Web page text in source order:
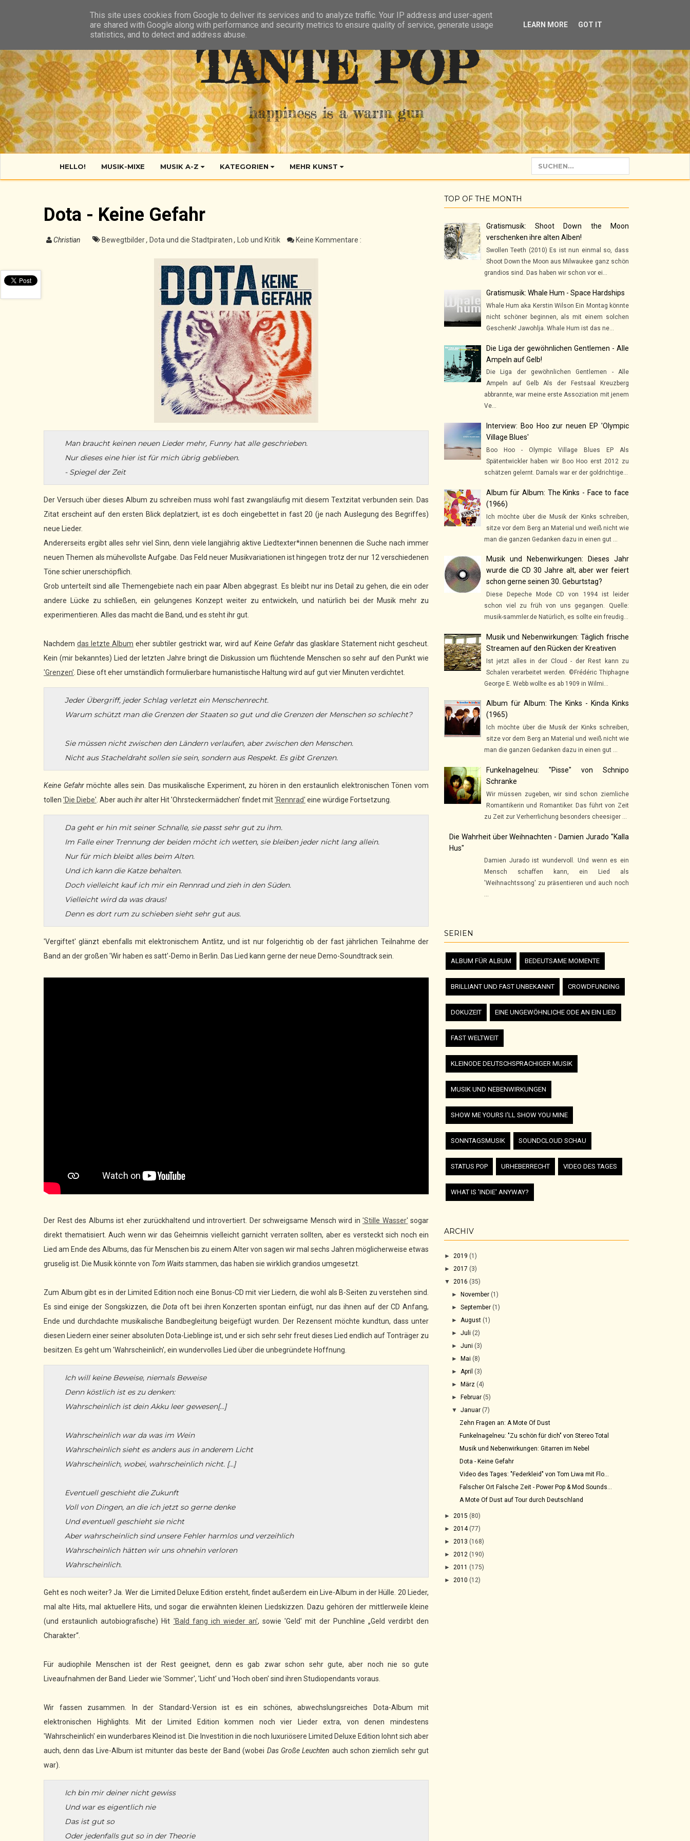
TANTE POP
happiness is a warm gun
HELLO! MUSIK-MIXE MUSIK A-Z KATEGORIEN MEHR KUNST
Dota - Keine Gefahr
Christian Bewegtbilder, Dota und die Stadtpiraten , Lob und Kritik Keine Kommentare :
Man braucht keinen neuen Lieder mehr, Funny hat alle geschrieben.
Nur dieses eine hier ist für mich übrig geblieben.
- Spiegel der Zeit
Der Versuch über dieses Album zu schreiben muss wohl fast zwangsläufig mit diesem Textzitat verbunden sein. Das
Zitat erscheint auf den ersten Blick deplatziert, ist es doch eingebettet in fast 20 (je nach Auslegung des Begriffes)
neue Lieder.
Andererseits ergibt alles sehr viel Sinn, denn viele langjährig aktive Liedtexter*innen benennen die Suche nach immer
neuen Themen als mühevollste Aufgabe. Das Feld neuer Musikvariationen ist hingegen trotz der nur 12 verschiedenen
Töne schier unerschöpflich.
Grob unterteilt sind alle Themengebiete nach ein paar Alben abgegrast. Es bleibt nur ins Detail zu gehen, die ein oder
andere Lücke zu schließen, ein gelungenes Konzept weiter zu entwickeln, und natürlich bei der Musik mehr zu
experimentieren. Alles das macht die Band, und es steht ihr gut.
Nachdemdas letzte Album eher subtiler gestrickt war, wird auf Keine Gefahrdas glasklare Statement nicht gescheut.
Kein (mir bekanntes) Lied der letzten Jahre bringt die Diskussion um flüchtende Menschen so sehr auf den Punkt wie
'Grenzen' . Diese oft eher umständlich formulierbare humanistische Haltung wird auf gut vier Minuten verdichtet.
Jeder Übergriff, jeder Schlag verletzt ein Menschenrecht.
Warum schützt man die Grenzen der Staaten so gut und die Grenzen der Menschen so schlecht?
Sie müssen nicht zwischen den Ländern verlaufen, aber zwischen den Menschen.
Nicht aus Stacheldraht sollen sie sein, sondern aus Respekt. Es gibt Grenzen.
Keine Gefahrmöchte alles sein. Das musikalische Experiment, zu hören in den erstaunlich elektronischen Tönen vom
tollen 'Die Diebe' . Aber auch ihr alter Hit 'Ohrsteckermädchen' findet mit'Rennrad' eine würdige Fortsetzung.
Da geht er hin mit seiner Schnalle, sie passt sehr gut zu ihm.
Im Falle einer Trennung der beiden möcht ich wetten, sie bleiben jeder nicht lang allein.
Nur für mich bleibt alles beim Alten.
Und ich kann die Katze behalten.
Doch vielleicht kauf ich mir ein Rennrad und zieh in den Süden.
Vielleicht wird da was draus!
Denn es dort rum zu schieben sieht sehr gut aus.
'Vergiftet' glänzt ebenfalls mit elektronischem Antlitz, und ist nur folgerichtig ob der fast jährlichen Teilnahme der
Band an der großen 'Wir haben es satt'-Demo in Berlin. Das Lied kann gerne der neue Demo-Soundtrack sein.
Der Rest des Albums ist eher zurückhaltend und introvertiert. Der schweigsame Mensch wird in 'Stille Wasser' sogar
direkt thematisiert. Auch wenn wir das Geheimnis vielleicht garnicht verraten sollten, aber es versteckt sich noch ein
Lied am Ende des Albums, das für Menschen bis zu einem Alter von sagen wir mal sechs Jahren möglicherweise etwas
gruselig ist. Die Musik könnte von Tom Waitsstammen, das haben sie wirklich grandios umgesetzt.
Zum Album gibt es in der Limited Edition noch eine Bonus-CD mit vier Liedern, die wohl als B-Seiten zu verstehen sind.
Es sind einige der Songskizzen, dieDota oft bei ihren Konzerten spontan einfügt, nur das ihnen auf der CD Anfang,
Ende und durchdachte musikalische Bandbegleitung beigefügt wurden. Der Rezensent möchte kundtun, dass unter
diesen Liedern einer seiner absoluten Dota-Lieblinge ist, und er sich sehr sehr freut dieses Lied endlich auf Tonträger zu
besitzen. Es geht um 'Wahrscheinlich', ein wundervolles Lied über die unbegründete Hoffnung.
Ich will keine Beweise, niemals Beweise
Denn köstlich ist es zu denken:
Wahrscheinlich ist dein Akku leer gewesen[...]
Wahrscheinlich war da was im Wein
Wahrscheinlich sieht es anders aus in anderem Licht
Wahrscheinlich, wobei, wahrscheinlich nicht. […]
Eventuell geschieht die Zukunft
Voll von Dingen, an die ich jetzt so gerne denke
Und eventuell geschieht sie nicht
Aber wahrscheinlich sind unsere Fehler harmlos und verzeihlich
Wahrscheinlich hätten wir uns ohnehin verloren
Wahrscheinlich.
Geht es noch weiter? Ja. Wer die Limited Deluxe Edition ersteht, findet außerdem ein Live-Album in der Hülle. 20 Lieder,
mal alte Hits, mal aktuellere Hits, und sogar die erwähnten kleinen Liedskizzen. Dazu gehören der mittlerweile kleine
(und erstaunlich autobiografische) Hit 'Bald fang ich wieder an', sowie 'Geld' mit der Punchline „Geld verdirbt den
Charakter“.
Für audiophile Menschen ist der Rest geeignet, denn es gab zwar schon sehr gute, aber noch nie so gute
Liveaufnahmen der Band. Lieder wie 'Sommer', 'Licht' und 'Hoch oben' sind ihren Studiopendants voraus.
Wir fassen zusammen. In der Standard-Version ist es ein schönes, abwechslungsreiches Dota-Album mit
elektronischen Highlights. Mit der Limited Edition kommen noch vier Lieder extra, von denen mindestens
'Wahrscheinlich' ein wunderbares Kleinod ist. Die Investition in die noch luxuriösere Limited Deluxe Edition lohnt sich aber
auch, denn das Live-Album ist mitunter das beste der Band (wobei Das Große Leuchten auch schon ziemlich sehr gut
war).
Ich bin mir deiner nicht gewiss
Und war es eigentlich nie
Das ist gut so
Oder jedenfalls gut so in der Theorie
TOP OF THE MONTH
Gratismusik: Shoot Down the Moon
verschenken ihre alten Alben!
Swollen Teeth (2010) Es ist nun einmal so, dass
Shoot Down the Moon aus Milwaukee ganz schön
grandios sind. Das haben wir schon vor ei...
Gratismusik: Whale Hum - Space Hardships
Whale Hum aka Kerstin Wilson Ein Montag könnte
nicht schöner beginnen, als mit einem solchen
Geschenk! Jawohlja. Whale Hum ist das ne...
Die Liga der gewöhnlichen Gentlemen - Alle
Ampeln auf Gelb!
Die Liga der gewöhnlichen Gentlemen - Alle
Ampeln auf Gelb Als der Festsaal Kreuzberg
abbrannte, war meine erste Assoziation mit jenem
Ve...
Interview: Boo Hoo zur neuen EP 'Olympic
Village Blues'
Boo Hoo - Olympic Village Blues EP Als
Spätentwickler haben wir Boo Hoo erst 2012 zu
schätzen gelernt. Damals war er der goldrichtige...
Album für Album: The Kinks - Face to face
(1966)
Ich möchte über die Musik der Kinks schreiben,
sitze vor dem Berg an Material und weiß nicht wie
man die ganzen Gedanken dazu in einen gut ...
Musik und Nebenwirkungen: Dieses Jahr
wurde die CD 30 Jahre alt, aber wer feiert
schon gerne seinen 30. Geburtstag?
Diese Depeche Mode CD von 1994 ist leider
schon viel zu früh von uns gegangen. Quelle:
musik-sammler.de Natürlich, es sollte ein freudig...
Musik und Nebenwirkungen: Täglich frische
Streamen auf den Rücken der Kreativen
Ist jetzt alles in der Cloud - der Rest kann zu
Schalen verarbeitet werden. ©Frédéric Thiphagne
George E. Webb wollte es ab 1909 in Wilmi...
Album für Album: The Kinks - Kinda Kinks
(1965)
Ich möchte über die Musik der Kinks schreiben,
sitze vor dem Berg an Material und weiß nicht wie
man die ganzen Gedanken dazu in einen gut ...
Funkelnagelneu: "Pisse" von Schnipo
Schranke
Wir müssen zugeben, wir sind schon ziemliche
Romantikerin und Romantiker. Das führt von Zeit
zu Zeit zur Verherrlichung besonders cheesiger ...
Die Wahrheit über Weihnachten - Damien Jurado "Kalla
Hus"
Damien Jurado ist wundervoll. Und wenn es ein
Mensch schaffen kann, ein Lied als
'Weihnachtssong' zu präsentieren und auch noch
...
SERIEN
ALBUM FÜR ALBUM BEDEUTSAME MOMENTE
BRILLIANT UND FAST UNBEKANNT CROWDFUNDING
DOKUZEIT EINE UNGEWÖHNLICHE ODE AN EIN LIED
FAST WELTWEIT
KLEINODE DEUTSCHSPRACHIGER MUSIK
MUSIK UND NEBENWIRKUNGEN
SHOW ME YOURS I'LL SHOW YOU MINE
SONNTAGSMUSIK SOUNDCLOUD SCHAU
STATUS POP URHEBERRECHT VIDEO DES TAGES
WHAT IS 'INDIE' ANYWAY?
ARCHIV
► 2019 (1)
► 2017 (3)
▼ 2016 (35)
►November (1)
►September (1)
► August (1)
►Juli (2)
►Juni (3)
►Mai (8)
► April (3)
►März (4)
►Februar (5)
▼Januar (7)
Zehn Fragen an: A Mote Of Dust
Funkelnagelneu: "Zu schön für dich" von Stereo Total
Musik und Nebenwirkungen: Gitarren im Nebel
Dota - Keine Gefahr
Video des Tages: "Federkleid" von Tom Liwa mit Flo...
Falscher Ort Falsche Zeit - Power Pop & Mod Sounds...
A Mote Of Dust auf Tour durch Deutschland
► 2015 (80)
► 2014 (77)
► 2013 (168)
► 2012 (190)
► 2011 (175)
► 2010 (12)
This site uses cookies from Google to deliver its services and to analyze traffic. Your IP address and user-agent
are shared with Google along with performance and security metrics to ensure quality of service, generate usage
statistics, and to detect and address abuse.
LEARN MORE GOT IT